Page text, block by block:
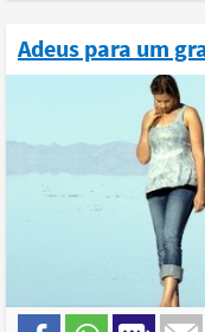
Adeus para um